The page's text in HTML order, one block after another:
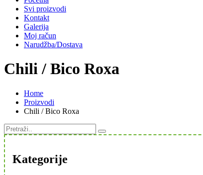
Svi proizvodi
Kontakt
Galerija
Moj račun
Narudžba/Dostava
Chili / Bico Roxa
Home
Proizvodi
Chili / Bico Roxa
Kategorije